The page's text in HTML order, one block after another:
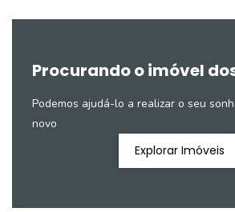
Procurando o imóvel
Podemos ajudá-lo a realizar o seu
novo
Explorar Imóveis